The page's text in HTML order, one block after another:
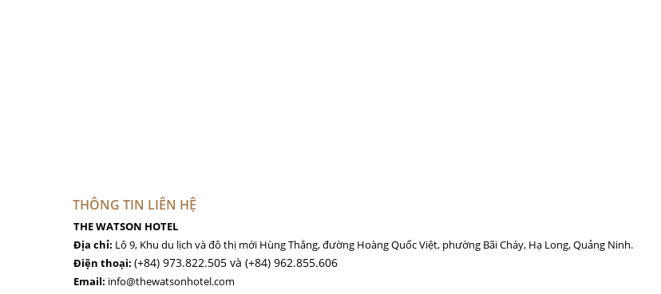
THÔNG TIN LIÊN HỆ
THE WATSON HOTEL
Địa chỉ: Lô 9, Khu du lịch và đô thị mới Hùng Thắng, đường Hoàng Quốc Việt, phường Bãi Cháy, Hạ Long, Quảng Ninh.
Điện thoại: (+84) 973.822.505 và (+84) 962.855.606
Email: info@thewatsonhotel.com